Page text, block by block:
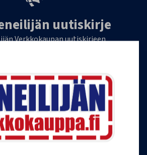
uutiskirje
Verkkokaupan uutiskirjeen
joukossa. Lähetämme 1-4
Voit perua uutiskirjeen
milloin tahansa.
Tilaa uutiskirje